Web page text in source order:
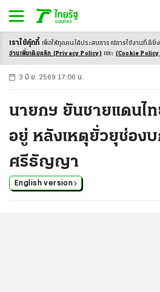
-ก ก ก+
3 มิ.ย. 2569 17:06 น.
นายกฯ ยันชายแดนไ
อยู่ หลังเหตุยั่วยุช่องบ
ศรีธัญญา
English version
เราใช้คุ้กกี้ เพื่อให้ทุกคนได้ประสบการณ์การใช้งานที่ดียิ่
อ่านเพิ่มเติมคลิก (Privacy Policy) และ (Cookie